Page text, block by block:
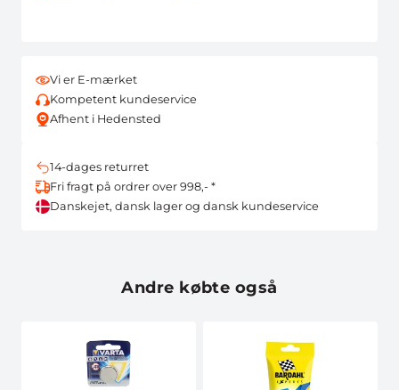
Vi er E-mærket
Kompetent kundeservice
Afhent i Hedensted
14-dages returret
Fri fragt på ordrer over 998,- *
Danskejet, dansk lager og dansk kundeservice
Andre købte også